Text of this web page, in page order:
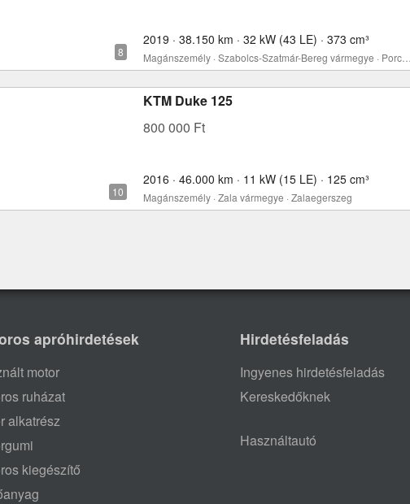
2019 · 38.150 km · 32 kW (43 LE) · 373 cm³
KTM Duke 125
800 000 Ft
2016 · 46.000 km · 11 kW (15 LE) · 125 cm³
Magánszemély · Zala vármegye · Zalaegerszeg
apróhirdetések
motor
ruházat
alkatrész
kiegészítő
Hirdetésfeladás
Ingyenes hirdetésfeladás
Kereskedőknek
Használtautó